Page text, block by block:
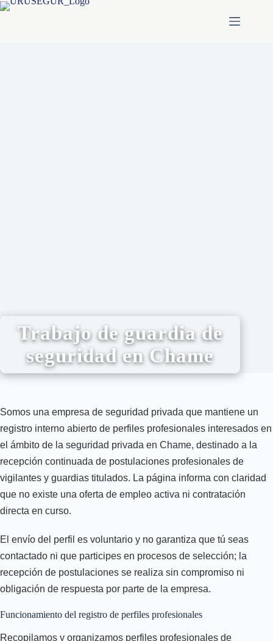
Trabajo de guardia de
seguridad en Chame
Somos una empresa de seguridad privada que mantiene un
registro interno abierto de perfiles profesionales interesados en
el ámbito de la seguridad privada en Chame, destinado a la
recepción continuada de postulaciones profesionales de
vigilantes y guardias titulados. La página informa con claridad
que no existe una oferta de empleo activa ni contratación
directa en curso.
El envío del perfil es voluntario y no garantiza que tú seas
contactado ni que participes en procesos de selección; la
recepción de postulaciones se realiza sin compromiso ni
obligación de respuesta por parte de la empresa.
Funcionamiento del registro de perfiles profesionales
Recopilamos y organizamos perfiles profesionales de